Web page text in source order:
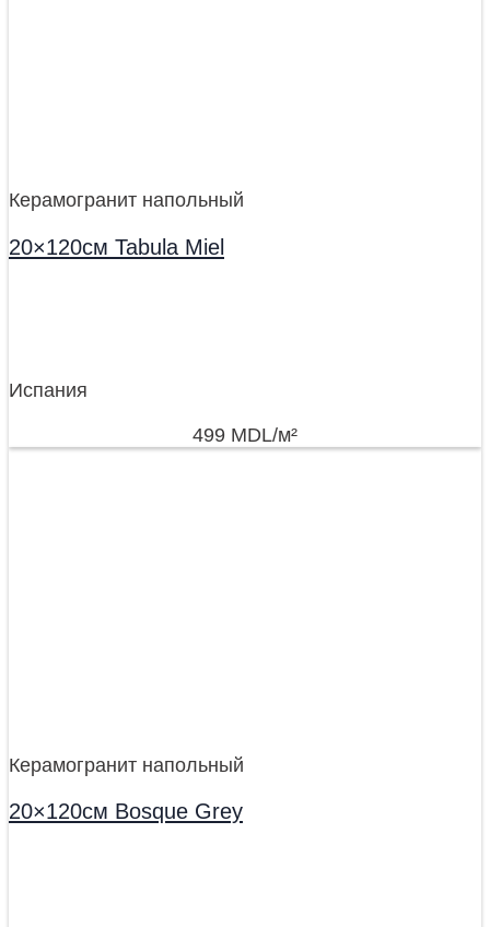
Керамогранит напольный
20×120см Tabula Miel
Испания
499 MDL/м²
Керамогранит напольный
20×120см Bosque Grey